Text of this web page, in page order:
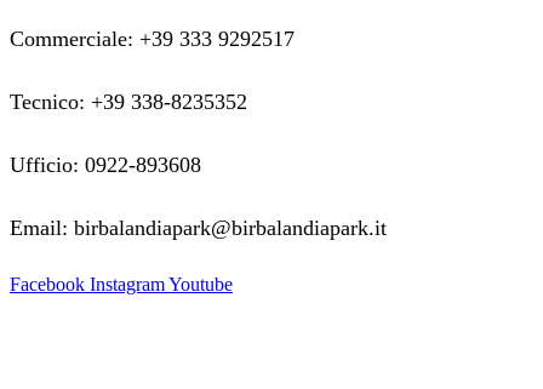
Commerciale: +39 333 9292517
Tecnico: +39 338-8235352
Ufficio: 0922-893608
Email: birbalandiapark@birbalandiapark.it
Facebook InstagramYoutube